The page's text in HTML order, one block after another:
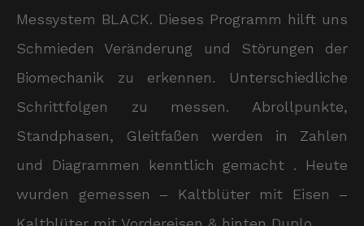
Messystem BLACK. Dieses Programm hilft uns
Schmieden Veränderung und Störungen der
Biomechanik zu erkennen. Unterschiedliche
Schrittfolgen zu messen. Abrollpunkte,
Standphasen, Gleitfaßen werden in Zahlen
und Diagrammen kenntlich gemacht . Heute
wurden gemessen – Kaltblüter mit Eisen –